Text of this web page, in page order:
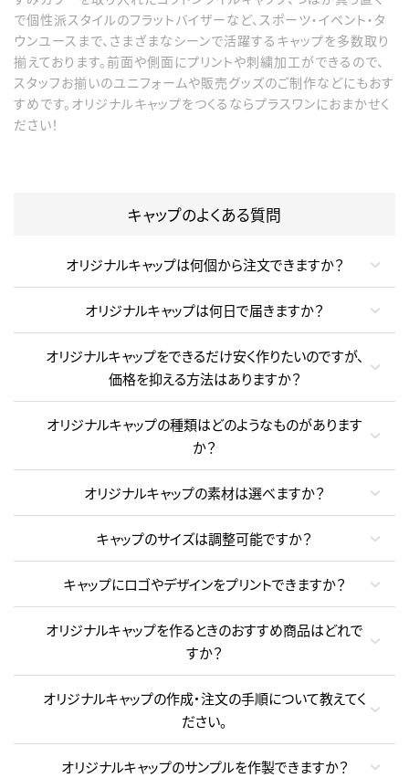
で個性派スタイルのフラットバイザーなど、スポーツ・イベント・タ
ウンユースまで、さまざまなシーンで活躍するキャップを多数取り
揃えております。前面や側面にプリントや刺繍加工ができるので、
スタッフお揃いのユニフォームや販売グッズのご制作などにもおす
すめです。オリジナルキャップをつくるならプラスワンにおまかせく
ださい！
キャップのよくある質問
オリジナルキャップは何個から注文できますか？
オリジナルキャップは何日で届きますか？
オリジナルキャップをできるだけ安く作りたいのですが、
価格を抑える方法はありますか？
オリジナルキャップの種類はどのようなものがあります
か？
オリジナルキャップの素材は選べますか？
キャップのサイズは調整可能ですか？
キャップにロゴやデザインをプリントできますか？
オリジナルキャップを作るときのおすすめ商品はどれで
すか？
オリジナルキャップの作成・注文の手順について教えてく
ださい。
オリジナルキャップのサンプルを作製できますか？